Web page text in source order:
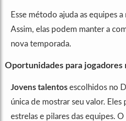
Esse método ajuda as equipes
Assim, elas podem manter a
nova temporada.
Oportunidades para jogadores
Jovens talentos escolhidos no
única de mostrar seu valor. Eles
estrelas e pilares das equipes.